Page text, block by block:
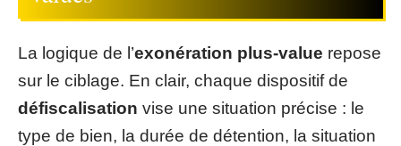
La logique de l’exonération plus-value repose
sur le ciblage. En clair, chaque dispositif de
défiscalisation vise une situation précise : le
type de bien, la durée de détention, la situation